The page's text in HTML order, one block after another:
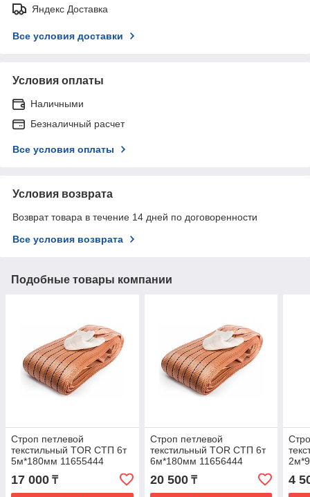
Яндекс Доставка
Все условия доставки
Условия оплаты
Наличными
Безналичный расчет
Все условия оплаты
Условия возврата
Возврат товара в течение 14 дней по договоренности
Все условия возврата
Подобные товары компании
Строп петлевой
текстильный TOR СТП 6т
5м*180мм 11655444
17 000 ₸
Строп петлевой
текстильный TOR СТП 6т
6м*180мм 11656444
20 500₸ 4